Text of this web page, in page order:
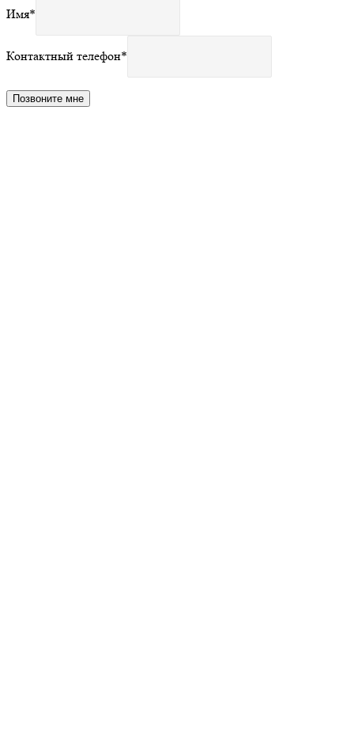
Имя*
Контактный телефон*